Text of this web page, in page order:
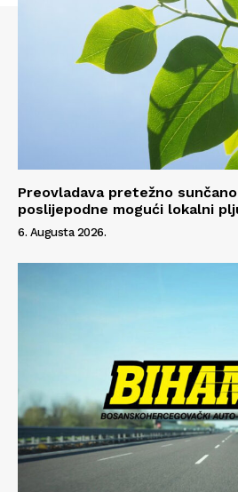
Info
Preovladava pretežno
poslijepodne mogući lokalni
6. Augusta 2026.